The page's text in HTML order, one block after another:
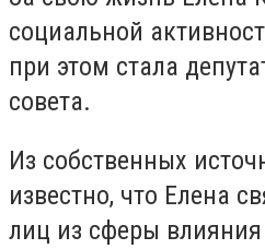
социальной
при этом стала
совета.
Из собственных
известно, что Елена
лиц из сферы